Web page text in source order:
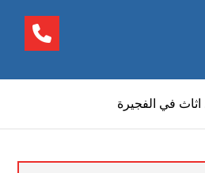
في الفجيرة